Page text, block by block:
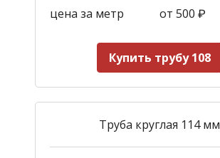
цена за метр от 500 ₽
Купить трубу 108
Труба круглая 114 мм